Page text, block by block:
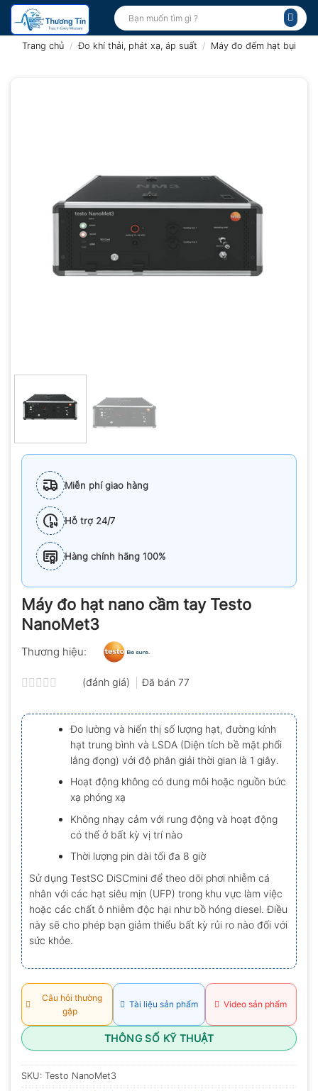
Bỏ
qua
Tìm
kiếm:
Trang chủ / Đo khí thải, phát xạ, áp suất / Máy đo đếm hạt bụi
Miễn phí giao hàng
Hỗ trợ 24/7
Hàng chính hãng 100%
Máy đo hạt nano cầm tay Testo
NanoMet3
Thương hiệu:
xếp
hạng
0.0
5
sao
(đánh giá) Đã bán 77
Đo lường và hiển thị số lượng hạt, đường kính
hạt trung bình và LSDA (Diện tích bề mặt phổi
lắng đọng) với độ phân giải thời gian là 1 giây.
Hoạt động không có dung môi hoặc nguồn bức
xạ phóng xạ
Không nhạy cảm với rung động và hoạt động
có thể ở bất kỳ vị trí nào
Thời lượng pin dài tối đa 8 giờ
Sử dụng TestSC DiSCmini để theo dõi phơi nhiễm cá
nhân với các hạt siêu mịn (UFP) trong khu vực làm việc
hoặc các chất ô nhiễm độc hại như bồ hóng diesel. Điều
này sẽ cho phép bạn giảm thiểu bất kỳ rủi ro nào đối với
sức khỏe.
Câu hỏi thường
gặp
Tài liệu sản phẩm Video sản phẩm
THÔNG SỐ KỸ THUẬT
SKU: Testo NanoMet3